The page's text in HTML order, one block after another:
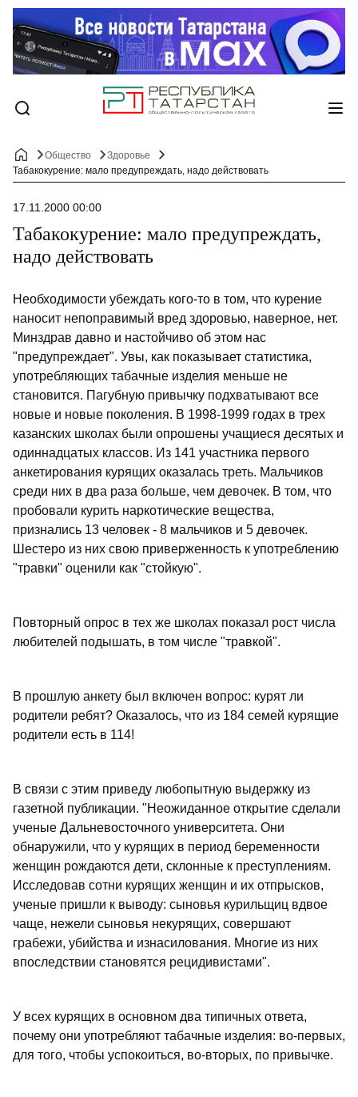
Общество
Здоровье
Табакокурение: мало предупреждать, надо действовать
17.11.2000 00:00
Табакокурение: мало предупреждать,
надо действовать
Необходимости убеждать кого-то в том, что курение
наносит непоправимый вред здоровью, наверное, нет.
Минздрав давно и настойчиво об этом нас
"предупреждает". Увы, как показывает статистика,
употребляющих табачные изделия меньше не
становится. Пагубную привычку подхватывают все
новые и новые поколения. В 1998-1999 годах в трех
казанских школах были опрошены учащиеся десятых и
одиннадцатых классов. Из 141 участника первого
анкетирования курящих оказалась треть. Мальчиков
среди них в два раза больше, чем девочек. В том, что
пробовали курить наркотические вещества,
признались 13 человек - 8 мальчиков и 5 девочек.
Шестеро из них свою приверженность к употреблению
"травки" оценили как "стойкую".
Повторный опрос в тех же школах показал рост числа
любителей подышать, в том числе "травкой".
В прошлую анкету был включен вопрос: курят ли
родители ребят? Оказалось, что из 184 семей курящие
родители есть в 114!
В связи с этим приведу любопытную выдержку из
газетной публикации. "Неожиданное открытие сделали
ученые Дальневосточного университета. Они
обнаружили, что у курящих в период беременности
женщин рождаются дети, склонные к преступлениям.
Исследовав сотни курящих женщин и их отпрысков,
ученые пришли к выводу: сыновья курильщиц вдвое
чаще, нежели сыновья некурящих, совершают
грабежи, убийства и изнасилования. Многие из них
впоследствии становятся рецидивистами".
У всех курящих в основном два типичных ответа,
почему они употребляют табачные изделия: во-первых,
для того, чтобы успокоиться, во-вторых, по привычке.